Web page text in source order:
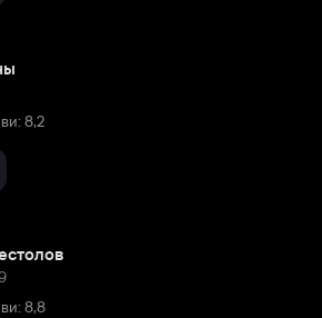
8,2
8,8